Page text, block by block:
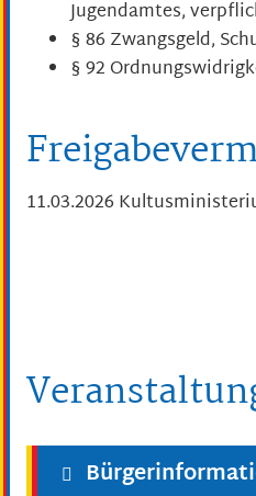
Jugendamtes,
§ 86 Zwangsgeld,
§ 92
11.03.2026